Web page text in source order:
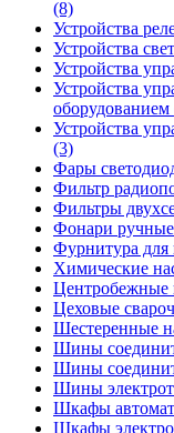
(8)
Устройства
Устройства
Устройства
Устройства
оборудованием
Устройства
(3)
Фары
Фильтр
Фильтры
Фонари
Фурнитура для
Химические
Центробежные
Цеховые
Шестеренные
Шины
Шины
Шины
Шкафы
Шкафы